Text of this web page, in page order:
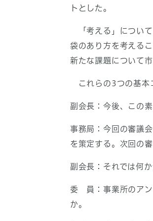
トとした。
「考える」について
袋のあり方を考える
新たな課題について
これらの3つの基本
副会長：今後、この
事務局：今回の審議
を策定する。次回の
副会長：それでは何
委 員：事業所のアン
か。